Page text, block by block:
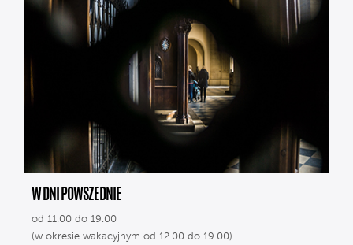
W DNI POWSZEDNIE
od 11.00 do 19.00
(w okresie wakacyjnym od 12.00 do 19.00)